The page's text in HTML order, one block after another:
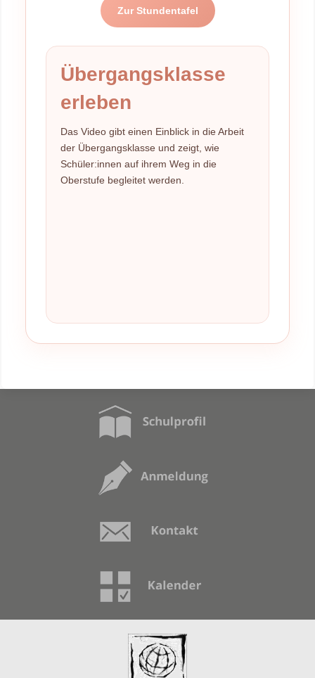
Zur Stundentafel
Übergangsklasse
erleben
Das Video gibt einen Einblick in die Arbeit
der Übergangsklasse und zeigt, wie
Schüler:innen auf ihrem Weg in die
Oberstufe begleitet werden.